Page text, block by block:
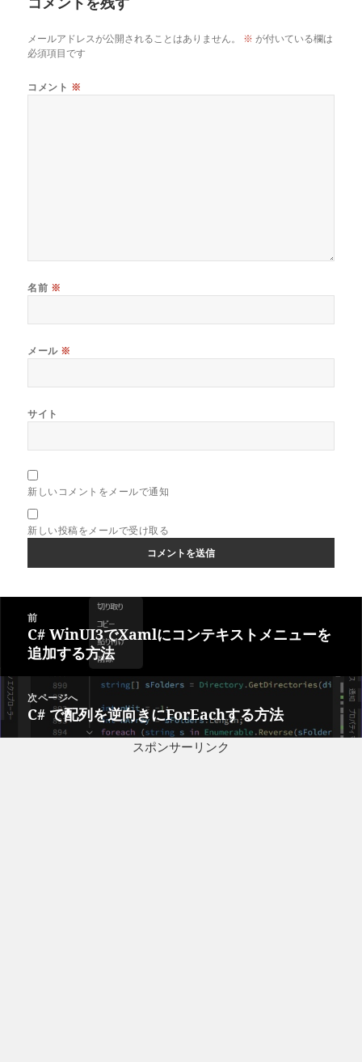
メールアドレスが公開されることはありません。 ※ が付いている欄は
必須項目です
コメント ※
名前 ※
メール ※
サイト
新しいコメントをメールで通知
新しい投稿をメールで受け取る
ゲ
ー
シ
ョ
前
前
の
稿:
C# WinUI3でXamlにコンテキストメニューを
追加する方法
次ページへ
次
C# で配列を逆向きにForEachする方法
スポンサーリンク